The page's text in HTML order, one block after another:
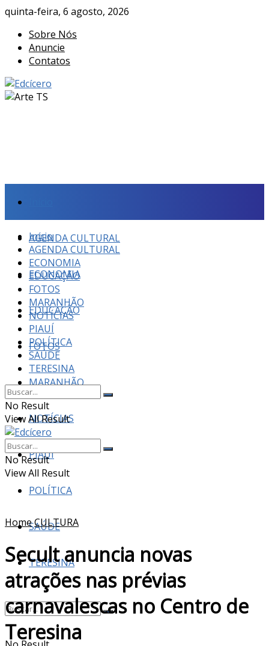
quinta-feira, 6 agosto, 2026
Sobre Nós
Anuncie
Contatos
AGENDA CULTURAL
ECONOMIA
EDUCAÇÃO
FOTOS
MARANHÃO
NOTÍCIAS
PIAUÍ
POLÍTICA
SAÚDE
TERESINA
Início
AGENDA CULTURAL
ECONOMIA
EDUCAÇÃO
FOTOS
MARANHÃO
NOTÍCIAS
PIAUÍ
POLÍTICA
SAÚDE
TERESINA
No Result
View All Result
No Result
View All Result
HomeCULTURA
Secult anuncia novas
atrações nas prévias
carnavalescas no Centro de
Teresina